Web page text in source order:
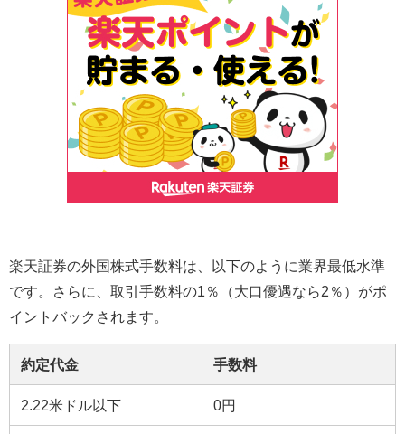
楽天証券の外国株式手数料は、以下のように業界最低水準
です。さらに、取引手数料の1 ％（大口優遇なら2 ％）がポ
イントバックされます。
約定代金 手数料
2.22米ドル以下 0円